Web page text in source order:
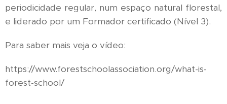
periodicidade regular, num espaço natural florestal,
e liderado por um Formador certificado (Nível 3).
Para saber mais veja o vídeo:
https://www.forestschoolassociation.org/what-is-
forest-school/